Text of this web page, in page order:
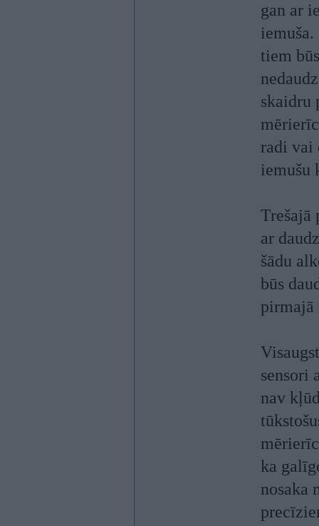
gan ar
tiem
skaidru
radi vai
iemušu
Trešajā
ar
šādu
būs
pirmajā
sensori
nav
ka
nosaka